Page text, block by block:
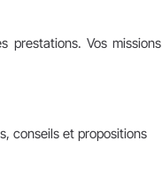
prestations. Vos missions
conseils et propositions